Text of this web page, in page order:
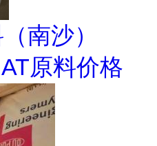
南沙）
原料价格